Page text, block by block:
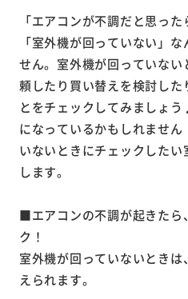
「エアコンが不調だと思っ
「室外機が回っていない」
せん。室外機が回っていな
頼したり買い替えを検討した
とをチェックしてみましょ
になっているかもしれませ
いないときにチェックした
します。
■エアコンの不調が起きたら
ク！
室外機が回っていないとき
えられます。